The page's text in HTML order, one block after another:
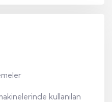
kullanılan